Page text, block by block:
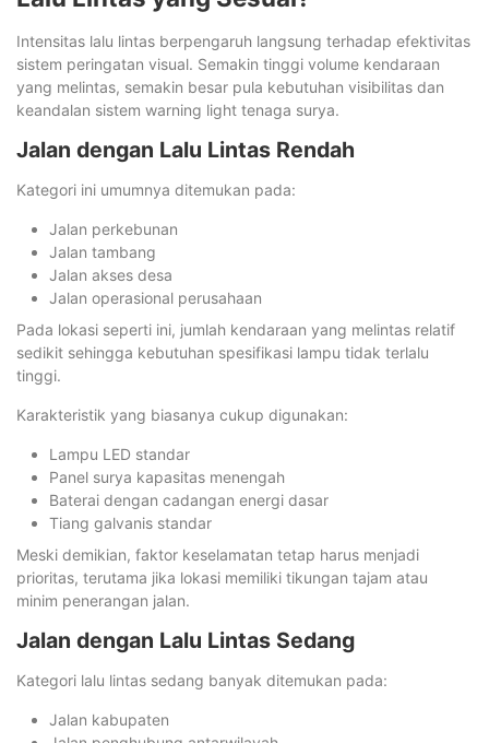
Intensitas lalu lintas berpengaruh langsung terhadap efektivitas
sistem peringatan visual. Semakin tinggi volume kendaraan
yang melintas, semakin besar pula kebutuhan visibilitas dan
keandalan sistem warning light tenaga surya.
Jalan dengan Lalu Lintas Rendah
Kategori ini umumnya ditemukan pada:
Jalan perkebunan
Jalan tambang
Jalan akses desa
Jalan operasional perusahaan
Pada lokasi seperti ini, jumlah kendaraan yang melintas relatif
sedikit sehingga kebutuhan spesifikasi lampu tidak terlalu
tinggi.
Karakteristik yang biasanya cukup digunakan:
Lampu LED standar
Panel surya kapasitas menengah
Baterai dengan cadangan energi dasar
Tiang galvanis standar
Meski demikian, faktor keselamatan tetap harus menjadi
prioritas, terutama jika lokasi memiliki tikungan tajam atau
minim penerangan jalan.
Jalan dengan Lalu Lintas Sedang
Kategori lalu lintas sedang banyak ditemukan pada:
Jalan kabupaten